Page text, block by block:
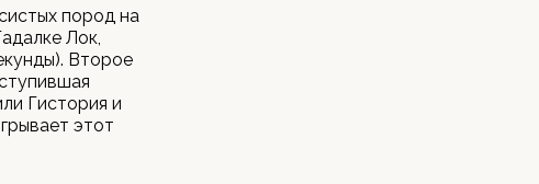
пород на
Лок,
Второе
Гистория и
этот